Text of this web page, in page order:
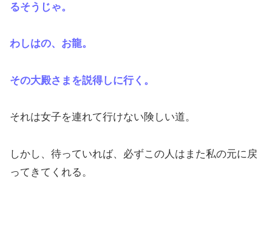
るそうじゃ。
わしはの、お龍。
その大殿さまを説得しに行く。
それは女子を連れて行けない険しい道。
しかし、待っていれば、必ずこの人はまた私の元に戻
ってきてくれる。